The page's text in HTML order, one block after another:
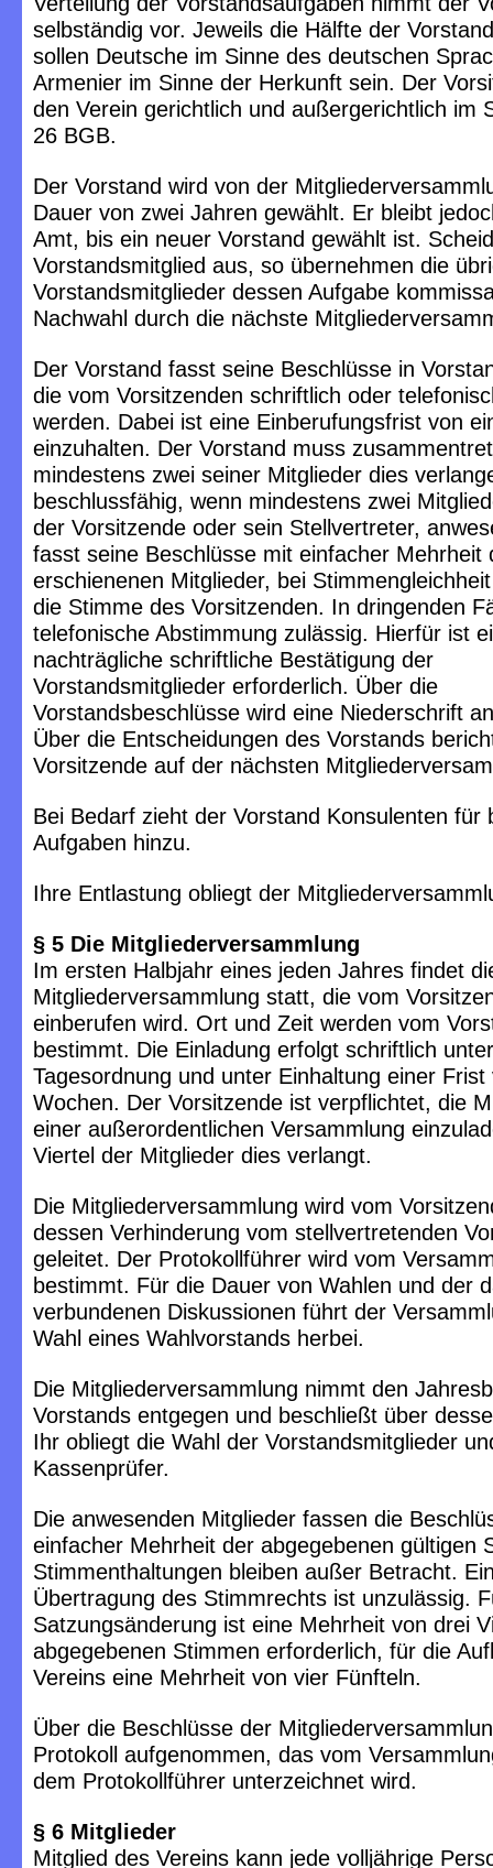
selbständig vor. Jeweils die Hälfte der
sollen Deutsche im Sinne des deutschen
Armenier im Sinne der Herkunft sein. Der
den Verein gerichtlich und außergerichtlich im
26 BGB.
Der Vorstand wird von der
Dauer von zwei Jahren gewählt. Er bleibt
Amt, bis ein neuer Vorstand gewählt ist.
Vorstandsmitglied aus, so übernehmen die
Vorstandsmitglieder dessen Aufgabe
Nachwahl durch die nächste
Der Vorstand fasst seine Beschlüsse in
die vom Vorsitzenden schriftlich oder
werden. Dabei ist eine Einberufungsfrist von
einzuhalten. Der Vorstand muss
mindestens zwei seiner Mitglieder dies
beschlussfähig, wenn mindestens zwei
der Vorsitzende oder sein Stellvertreter,
fasst seine Beschlüsse mit einfacher Mehrheit
erschienenen Mitglieder, bei
die Stimme des Vorsitzenden. In dringenden
telefonische Abstimmung zulässig. Hierfür ist
nachträgliche schriftliche Bestätigung der
Vorstandsmitglieder erforderlich. Über die
Vorstandsbeschlüsse wird eine Niederschrift
Über die Entscheidungen des Vorstands
Vorsitzende auf der nächsten
Bei Bedarf zieht der Vorstand Konsulenten für
Aufgaben hinzu.
Ihre Entlastung obliegt der
§ 5 Die Mitgliederversammlung
Im ersten Halbjahr eines jeden Jahres findet
Mitgliederversammlung statt, die vom
einberufen wird. Ort und Zeit werden vom
bestimmt. Die Einladung erfolgt schriftlich
Tagesordnung und unter Einhaltung einer Frist
Wochen. Der Vorsitzende ist verpflichtet, die
einer außerordentlichen Versammlung
Viertel der Mitglieder dies verlangt.
Die Mitgliederversammlung wird vom
dessen Verhinderung vom stellvertretenden
geleitet. Der Protokollführer wird vom
bestimmt. Für die Dauer von Wahlen und der
verbundenen Diskussionen führt der
Wahl eines Wahlvorstands herbei.
Die Mitgliederversammlung nimmt den
Vorstands entgegen und beschließt über
Ihr obliegt die Wahl der Vorstandsmitglieder
Kassenprüfer.
Die anwesenden Mitglieder fassen die
einfacher Mehrheit der abgegebenen gültigen
Stimmenthaltungen bleiben außer Betracht.
Übertragung des Stimmrechts ist unzulässig.
Satzungsänderung ist eine Mehrheit von drei
abgegebenen Stimmen erforderlich, für die
Vereins eine Mehrheit von vier Fünfteln.
Über die Beschlüsse der
Protokoll aufgenommen, das vom
dem Protokollführer unterzeichnet wird.
§ 6 Mitglieder
Mitglied des Vereins kann jede volljährige